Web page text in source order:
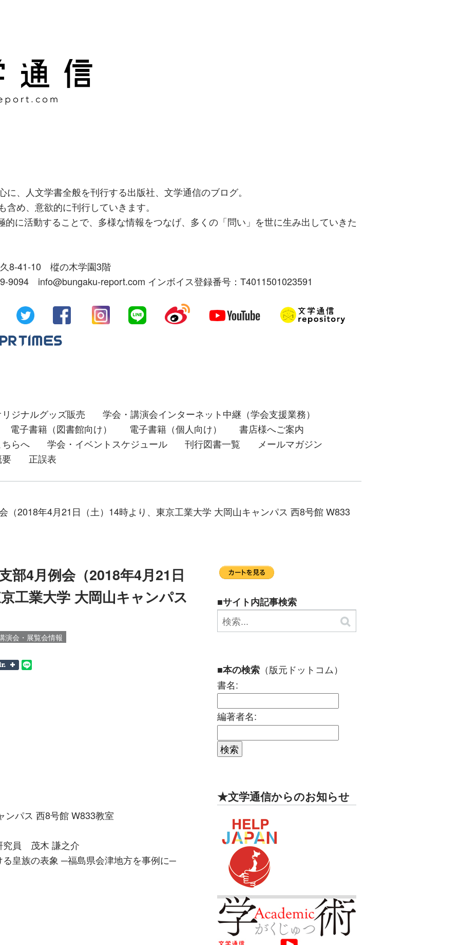
、人文学書全般を刊行する出版社、文学通信のブログ。
め、意欲的に刊行していきます。
に活動することで、多様な情報をつなげ、多くの「問い」を世に生み出していきた
8-41-10 樅の木学園3階
9094 info@bungaku-report.com インボイス登録番号：T4011501023591
ジナルグッズ販売
学会・講演会インターネット中継（学会支援業務）
電子書籍（図書館向け）
電子書籍（個人向け）
書店様へご案内
らへ
学会・イベントスケジュール 刊行図書一覧
メールマガジン
正誤表
（2018年4月21日（土）14時より、東京工業大学 大岡山キャンパス 西8号館 W833
部4月例会（2018年4月21日
工業大学 大岡山キャンパス
演会・展覧会情報
ンパス 西8号館 W833教室
究員 茂木 謙之介
皇族の表象 ─福島県会津地方を事例に─
■サイト内記事検索
■本の検索（版元ドットコム）
書名:
編著者名:
★文学通信からのお知らせ